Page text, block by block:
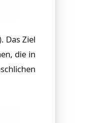
Das Ziel
die in